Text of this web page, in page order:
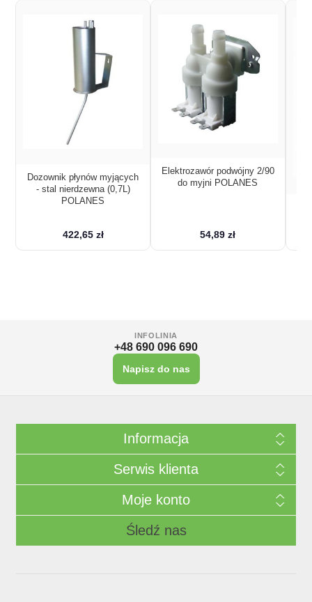
Dozownik płynów myjących
- stal nierdzewna (0,7L)
POLANES
422,65 zł
Elektrozawór podwójny 2/90
do myjni POLANES
54,89 zł
INFOLINIA
+48 690 096 690
Napisz do nas
Informacja
Serwis klienta
Moje konto
Śledź nas